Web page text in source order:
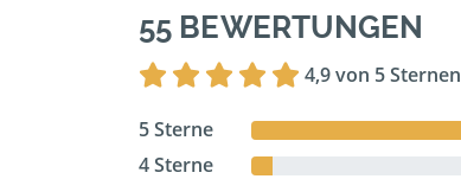
55 BEWERTUNGEN
4,9 von 5 Sternen
5 Sterne
4 Sterne